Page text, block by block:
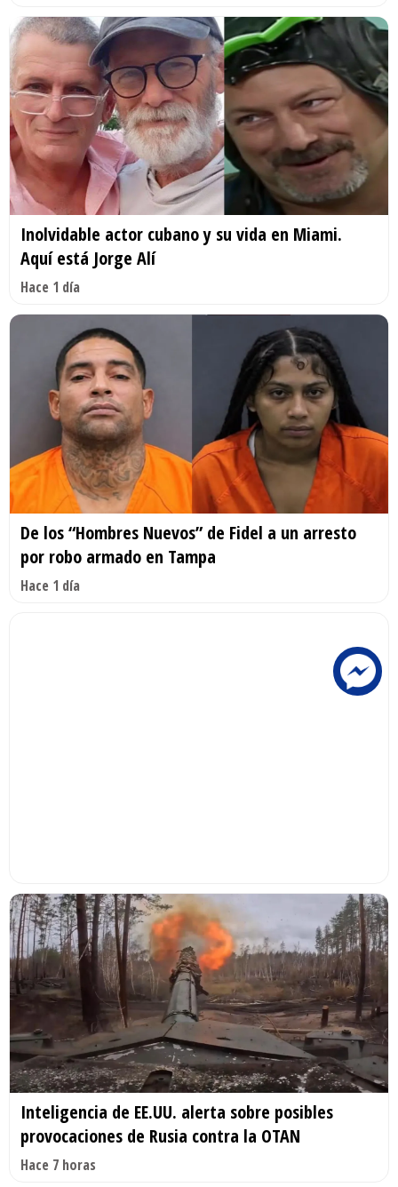
Inolvidable actor cubano y su vida en Miami.
Aquí está Jorge Alí
Hace 1 día
De los “Hombres Nuevos” de Fidel a un arresto
por robo armado en Tampa
Hace 1 día
Inteligencia de EE.UU. alerta sobre posibles
provocaciones de Rusia contra la OTAN
Hace 7 horas